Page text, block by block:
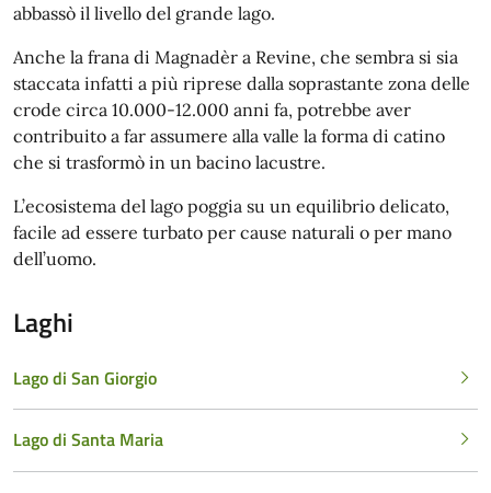
abbassò il livello del grande lago.
Anche la frana di Magnadèr a Revine, che sembra si sia
staccata infatti a più riprese dalla soprastante zona delle
crode circa 10.000-12.000 anni fa, potrebbe aver
contribuito a far assumere alla valle la forma di catino
che si trasformò in un bacino lacustre.
L’ecosistema del lago poggia su un equilibrio delicato,
facile ad essere turbato per cause naturali o per mano
dell’uomo.
Laghi
Lago di San Giorgio
Lago di Santa Maria